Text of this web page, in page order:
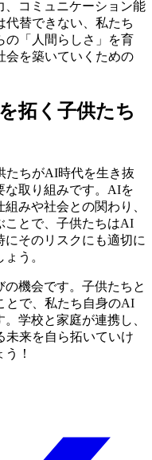
、コミュニケーション能
代替できない、私たち
の「人間らしさ」を育
会を築いていくための
拓く子供たち
たちがAI時代を生き抜
な取り組みです。AIを
みや社会との関わり、
ことで、子供たちはAI
そのリスクにも適切に
う。
機会です。子供たちと
とで、私たち自身のAI
学校と家庭が連携し、
未来を自ら拓いていけ
！